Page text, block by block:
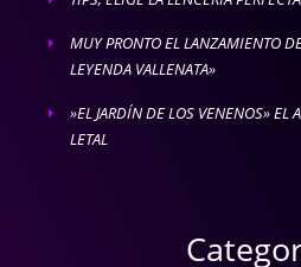
E
MUY PRONTO EL LANZAMIENTO
LEYENDA VALLENATA»
E
»EL JARDÍN DE LOS VENENOS» EL
LETAL